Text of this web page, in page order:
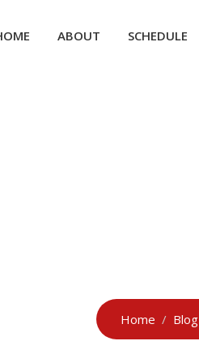
ABOUT SCHEDULE
Home Blog